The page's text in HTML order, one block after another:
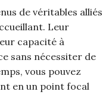
de véritables alliés
Leur
capacité à
sans nécessiter de
vous pouvez
en un point focal